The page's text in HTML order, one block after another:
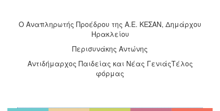
Ο Αναπληρωτής Προέδρου της Α.Ε. ΚΕΣΑΝ, Δημάρχου
Ηρακλείου
Περισυνάκης Αντώνης
Αντιδήμαρχος Παιδείας και Νέας ΓενιάςΤέλος
φόρμας